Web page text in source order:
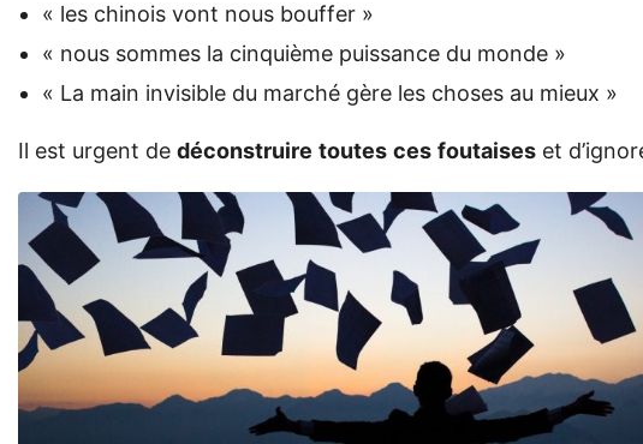
« les chinois vont nous bouffer »
« nous sommes la cinquième puissance du monde »
« La main invisible du marché gère les choses au mieux »
Il est urgent de déconstruire toutes ces foutaises et